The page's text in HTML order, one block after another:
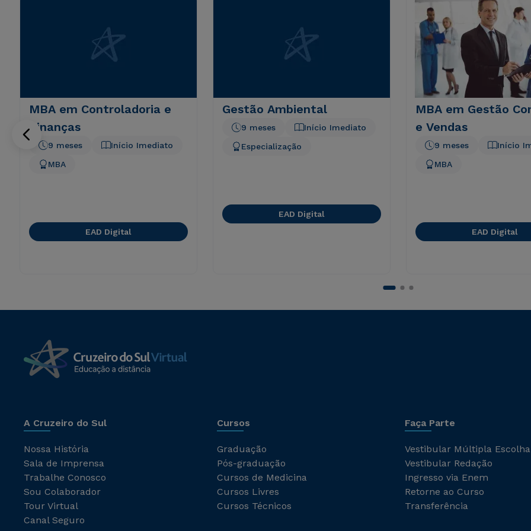
MBA em Controladoria e
Finanças
Início Imediato
9 meses
MBA
EAD Digital
Gestão Ambiental
Início Imediato
9 meses
Especialização
EAD Digital
MBA em Gestão
e Vendas
Início
9 meses
MBA
EAD Digital
A Cruzeiro do Sul
Nossa História
Sala de Imprensa
Trabalhe Conosco
Sou Colaborador
Tour Virtual
Canal Seguro
Cursos
Graduação
Pós-graduação
Cursos de Medicina
Cursos Livres
Cursos Técnicos
Faça Parte
Vestibular Múltipla Escolha
Vestibular Redação
Ingresso via Enem
Retorne ao Curso
Transferência